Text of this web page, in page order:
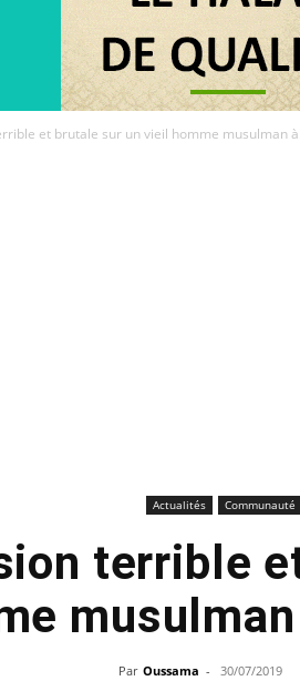
et brutale sur un vieil homme musulman
Actualités Communauté
terrible
Par Oussama - 30/07/2019